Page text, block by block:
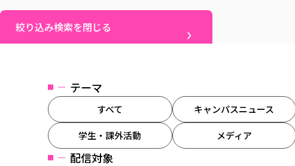
絞り込み検索を閉じる
テーマ
すべて キャンパスニュース
学生・課外活動 メディア
配信対象